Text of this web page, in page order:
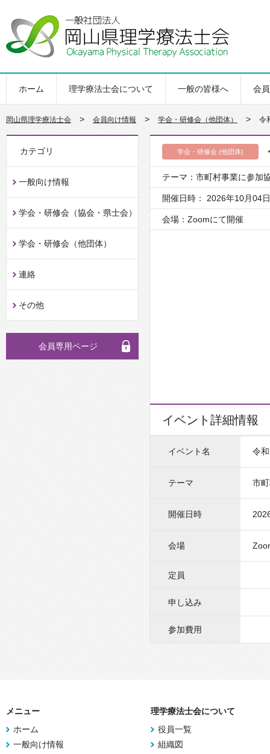
ホーム 理学療法士会について 一般の皆様へ 会
岡山県理学療法士会 > 会員向け情報 > 学会・研修会（他団体） > 令
カテゴリ
一般向け情報
学会・研修会（協会・県士会）
学会・研修会（他団体）
連絡
その他
会員専用ページ
学会・研修会 (他団体)
テーマ：市町村事業に参加
開催日時： 2026年10月04
会場：Zoomにて開催
イベント詳細情報
イベント名 令
テーマ 市
開催日時
会場
定員
申し込み
参加費用
メニュー
ホーム
一般向け情報
理学療法士会について
役員一覧
組織図